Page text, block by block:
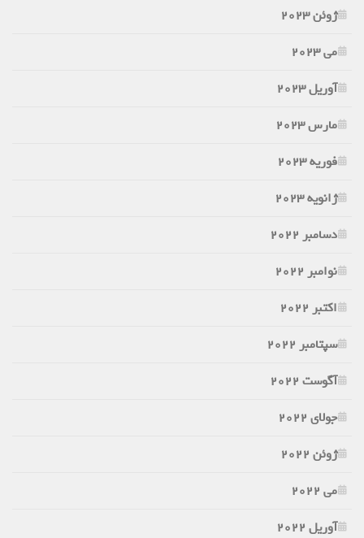
ژوئن 2023
می 2023
آوریل 2023
مارس 2023
فوریه 2023
ژانویه 2023
دسامبر 2022
نوامبر 2022
اکتبر 2022
سپتامبر 2022
آگوست 2022
جولای 2022
ژوئن 2022
می 2022
آوریل 2022